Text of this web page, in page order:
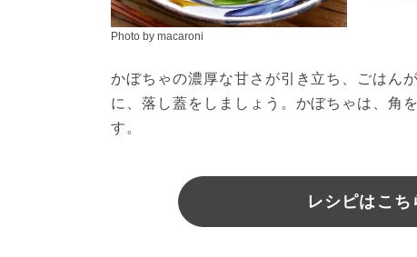
Photo by macaroni
かぼちゃの濃厚な甘さが引き立ち、ごはん
に、落し蓋をしましょう。かぼちゃは、角
す。
レシピはこ